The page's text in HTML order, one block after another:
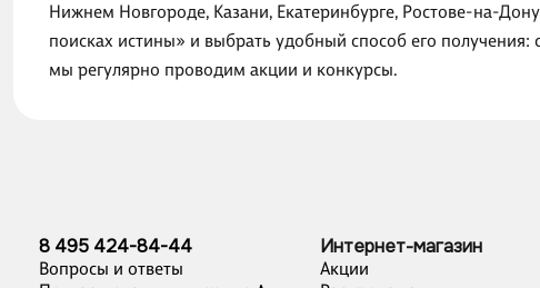
Нижнем Новгороде, Казани, Екатеринбурге, Ростове-на-
поисках истины» и выбрать удобный способ его
мы регулярно проводим акции и конкурсы.
8 495 424-84-44
Вопросы и ответы
Интернет-магазин
Акции